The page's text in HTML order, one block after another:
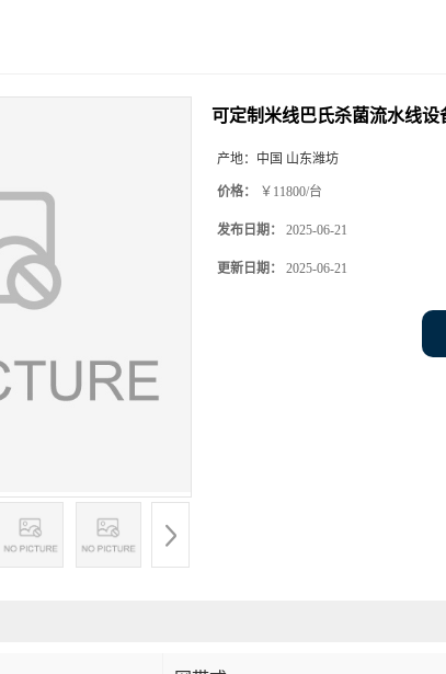
可定制米线巴氏杀菌流水线设
产地： 中国 山东潍坊
价格： ￥11800/台
发布日期： 2025-06-21
更新日期： 2025-06-21